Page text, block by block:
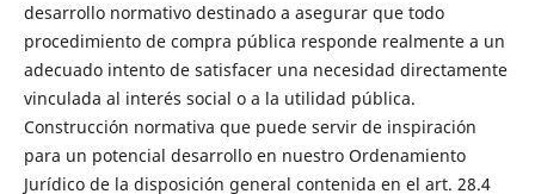
desarrollo normativo destinado a asegurar que todo
procedimiento de compra pública responde realmente a un
adecuado intento de satisfacer una necesidad directamente
vinculada al interés social o a la utilidad pública.
Construcción normativa que puede servir de inspiración
para un potencial desarrollo en nuestro Ordenamiento
Jurídico de la disposición general contenida en el art. 28.4